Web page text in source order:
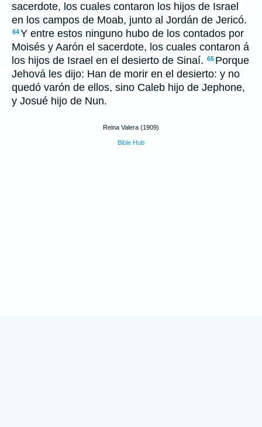
sacerdote, los cuales contaron los hijos de Israel
en los campos de Moab, junto al Jordán de Jericó.
64Y entre estos ninguno hubo de los contados por
Moisés y Aarón el sacerdote, los cuales contaron á
los hijos de Israel en el desierto de Sinaí. 65 Porque
Jehová les dijo: Han de morir en el desierto: y no
quedó varón de ellos, sino Caleb hijo de Jephone,
y Josué hijo de Nun.
Reina Valera (1909)
Bible Hub